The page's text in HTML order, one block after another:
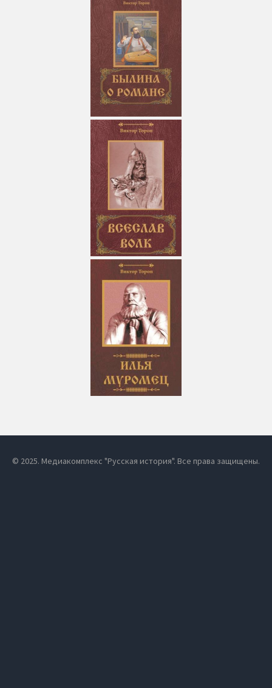
© 2025. Медиакомплекс "Русская история". Все права защищены.